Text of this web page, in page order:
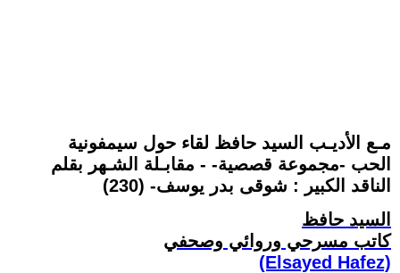
مـع الأديـب السيد حافظ لقاء حول سيمفونية
الحب -مجموعة قصصية- - مقابـلة الشـهر بقلم
الناقد الكبير : شوقى بدر يوسف- (230)
السيد حافظ
كاتب مسرحي وروائي وصحفي
(Elsayed Hafez)